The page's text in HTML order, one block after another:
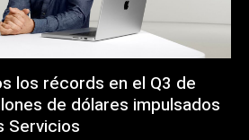
los récords en el Q3 de
de dólares impulsados
Servicios